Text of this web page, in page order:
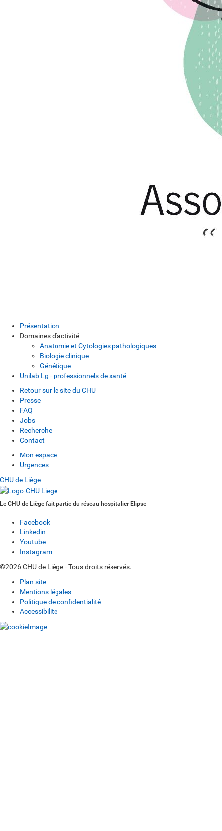
Présentation
Domaines d'activité
Anatomie et Cytologies pathologiques
Biologie clinique
Génétique
Unilab Lg - professionnels de santé
Retour sur le site du CHU
Presse
FAQ
Jobs
Recherche
Contact
Mon espace
Urgences
CHU de Liège
Le CHU de Liège fait partie du réseau hospitalier Elipse
Facebook
Linkedin
Youtube
Instagram
©2026 CHU de Liège - Tous droits réservés.
Plan site
Mentions légales
Politique de confidentialité
Accessibilité